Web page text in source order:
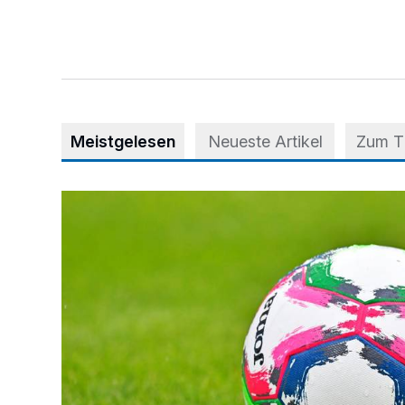
Meistgelesen Neueste Artikel Zum